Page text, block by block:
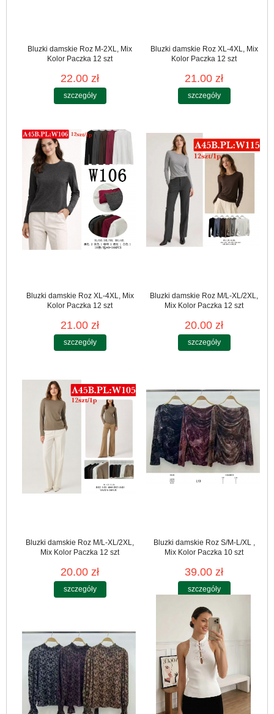
Bluzki damskie Roz M-2XL, Mix
Kolor Paczka 12 szt
22.00 zł
szczegóły
Bluzki damskie Roz XL-4XL, Mix
Kolor Paczka 12 szt
21.00 zł
szczegóły
Bluzki damskie Roz XL-4XL, Mix
Kolor Paczka 12 szt
21.00 zł
szczegóły
Bluzki damskie Roz M/L-XL/2XL,
Mix Kolor Paczka 12 szt
20.00 zł
szczegóły
Bluzki damskie Roz M/L-XL/2XL,
Mix Kolor Paczka 12 szt
20.00 zł
szczegóły
Bluzki damskie Roz S/M-L/XL ,
Mix Kolor Paczka 10 szt
39.00 zł
szczegóły